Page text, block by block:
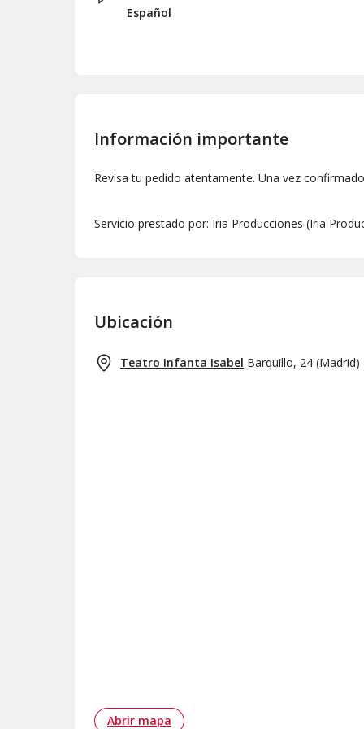
como a la reflexión.
Español
Información importante
Revisa tu pedido atentamente. Una vez
Servicio prestado por: Iria Producciones (Iria
Ubicación
Teatro Infanta Isabel Barquillo, 24 (Madrid)
Abrir mapa